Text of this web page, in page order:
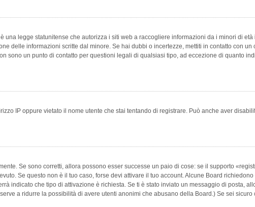
una legge statunitense che autorizza i siti web a raccogliere informazioni da i minori di
delle informazioni scritte dal minore. Se hai dubbi o incertezze, mettiti in contatto con
sono un punto di contatto per questioni legali di qualsiasi tipo, ad eccezione di quanto
IP oppure vietato il nome utente che stai tentando di registrare. Può anche aver
Se sono corretti, allora possono esser successe un paio di cose: se il supporto
Se questo non è il tuo caso, forse devi attivare il tuo account. Alcune Board
indicato che tipo di attivazione è richiesta. Se ti è stato inviato un messaggio di posta,
a ridurre la possibilità di avere utenti anonimi che abusano della Board.) Se sei